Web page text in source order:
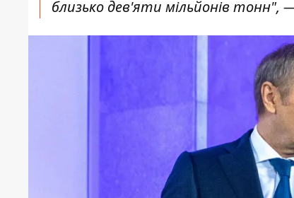
близько дев'яти мільйонів тонн",